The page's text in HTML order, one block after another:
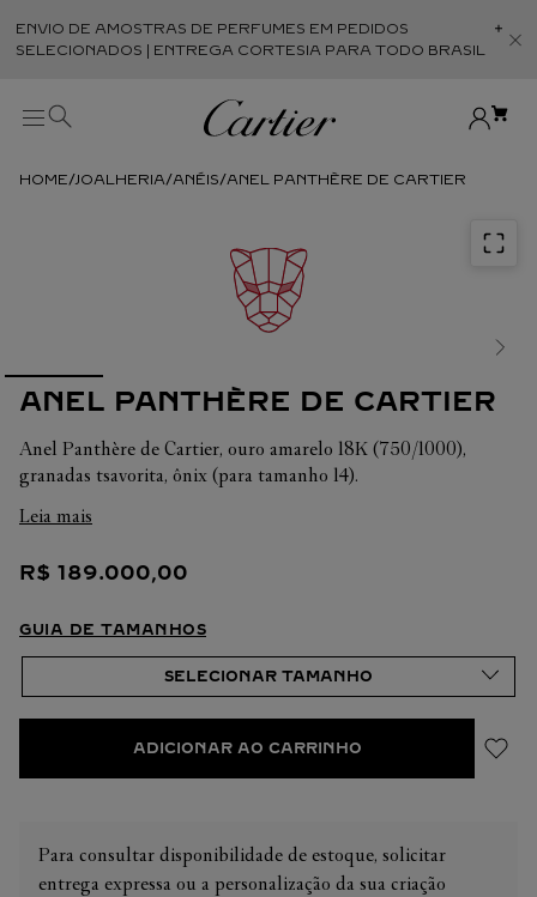
ENVIO DE AMOSTRAS DE PERFUMES EM PEDIDOS
SELECIONADOS | ENTREGA CORTESIA PARA TODO BRASIL
JOALHERIA ANÉIS ANEL PANTHÈRE DE CARTIER
ANEL PANTHÈRE DE CARTIER
Anel Panthère de Cartier, ouro amarelo 18K (750/1000),
granadas tsavorita, ônix (para tamanho 14).
Leia mais
R$ 189.000,00
GUIA DE TAMANHOS
ADICIONAR AO CARRINHO
Para consultar disponibilidade de estoque, solicitar
entrega expressa ou a personalização da sua criação